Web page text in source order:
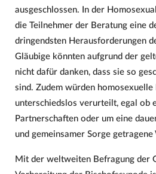
ausgeschlossen. In der
die Teilnehmer der Beratung eine
dringendsten Herausforderungen
Gläubige könnten aufgrund der
nicht dafür danken, dass sie so
sind. Zudem würden homosexuelle
unterschiedslos verurteilt, egal ob
Partnerschaften oder um eine
und gemeinsamer Sorge getragene
Mit der weltweiten Befragung der